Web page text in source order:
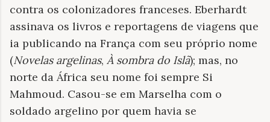
contra os colonizadores franceses. Eberhardt
assinava os livros e reportagens de viagens que
ia publicando na França com seu próprio nome
(Novelas argelinas, À sombra do Islã); mas, no
norte da África seu nome foi sempre Si
Mahmoud. Casou-se em Marselha com o
soldado argelino por quem havia se